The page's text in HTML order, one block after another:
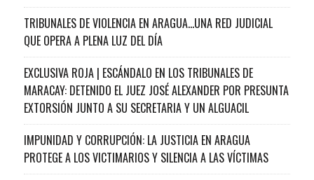
TRIBUNALES DE VIOLENCIA EN ARAGUA…UNA RED JUDICIAL
QUE OPERA A PLENA LUZ DEL DÍA
EXCLUSIVA ROJA | ESCÁNDALO EN LOS TRIBUNALES DE
MARACAY: DETENIDO EL JUEZ JOSÉ ALEXANDER POR PRESUNTA
EXTORSIÓN JUNTO A SU SECRETARIA Y UN ALGUACIL
IMPUNIDAD Y CORRUPCIÓN: LA JUSTICIA EN ARAGUA
PROTEGE A LOS VICTIMARIOS Y SILENCIA A LAS VÍCTIMAS